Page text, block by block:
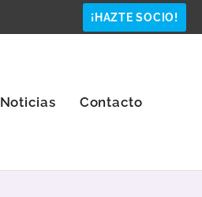
¡HAZTE SOCIO!
Noticias Contacto